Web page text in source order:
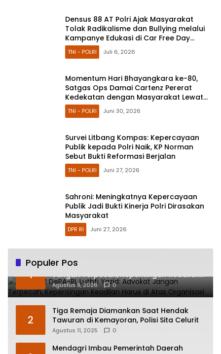
Densus 88 AT Polri Ajak Masyarakat
Tolak Radikalisme dan Bullying melalui
Kampanye Edukasi di Car Free Day
Makassar
TNI - POLRI Juli 6, 2026
Momentum Hari Bhayangkara ke-80,
Satgas Ops Damai Cartenz Pererat
Kedekatan dengan Masyarakat Lewat
Bakti Sosial
TNI - POLRI Juni 30, 2026
Survei Litbang Kompas: Kepercayaan
Publik kepada Polri Naik, KP Norman
Sebut Bukti Reformasi Berjalan
TNI - POLRI Juni 27, 2026
Sahroni: Meningkatnya Kepercayaan
Publik Jadi Bukti Kinerja Polri Dirasakan
Masyarakat
DPR RI Juni 27, 2026
Populer Pos
1
HUT ke-2 DePA-RI, Luthfi Yazid: Advokat
Jangan Terpecah, Kepentingan Keadilan
Harus di Atas Organisasi
Agustus 9, 2026 0
2
Tiga Remaja Diamankan Saat Hendak
Tawuran di Kemayoran, Polisi Sita Celurit
Agustus 11, 2025 0
Mendagri Imbau Pemerintah Daerah